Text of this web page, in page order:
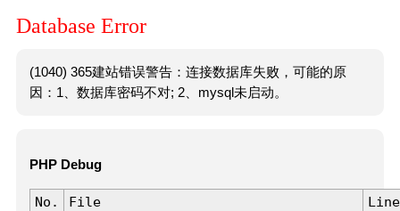
Database Error
(1040) 365建站错误警告：连接数据库失败，可能的原
因：1、数据库密码不对; 2、mysql未启动。
PHP Debug
No. File
Line